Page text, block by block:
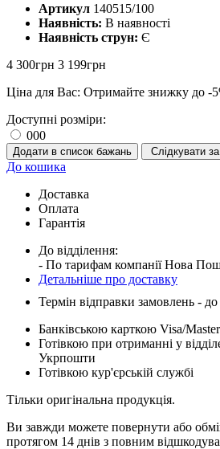
Артикул 140515/100
Наявність: В наявності
Наявність струн: Є
4 300грн 3 199грн
Ціна для Вас: Отримайте знижку до -
Доступні розміри:
000
Додати в список бажань Слідкувати
До кошика
Доставка
Оплата
Гарантія
До відділення:
- По тарифам компанії Нова
Детальніше про доставку
Термін відправки замовлень - до
Банківською карткою Visa/
Готівкою при отриманні у
Укрпошти
Готівкою кур'єрській службі
Тільки оригінальна продукція.
Ви завжди можете повернути або
протягом 14 днів з повним